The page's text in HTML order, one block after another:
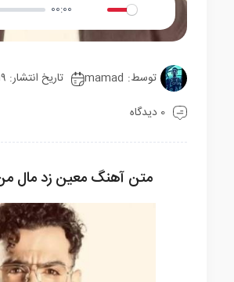
00:00
Mute Settings
توسط: mamad
تاریخ انتشار: ۱۹ فروردین ۱۴۰۳
0 دیدگاه
متن آهنگ معین زد مال